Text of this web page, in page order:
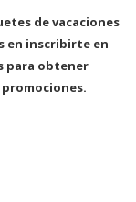
de vacaciones
en inscribirte en
para obtener